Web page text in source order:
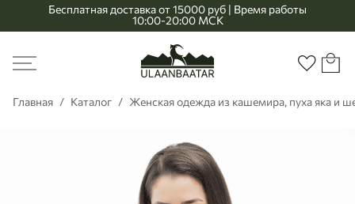
Бесплатная доставка от 15000 руб | Время работы
10:00-20:00 МСК
Меню
Главная
Главная Каталог Женская одежда из кашемира, пуха яка и